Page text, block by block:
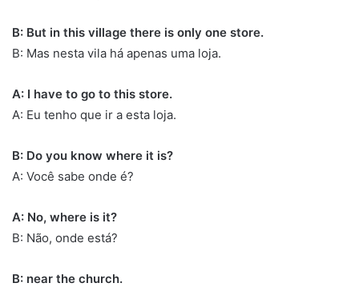
B: But in this village there is only one store.
B: Mas nesta vila há apenas uma loja.
A: I have to go to this store.
A: Eu tenho que ir a esta loja.
B: Do you know where it is?
A: Você sabe onde é?
A: No, where is it?
B: Não, onde está?
B: near the church.